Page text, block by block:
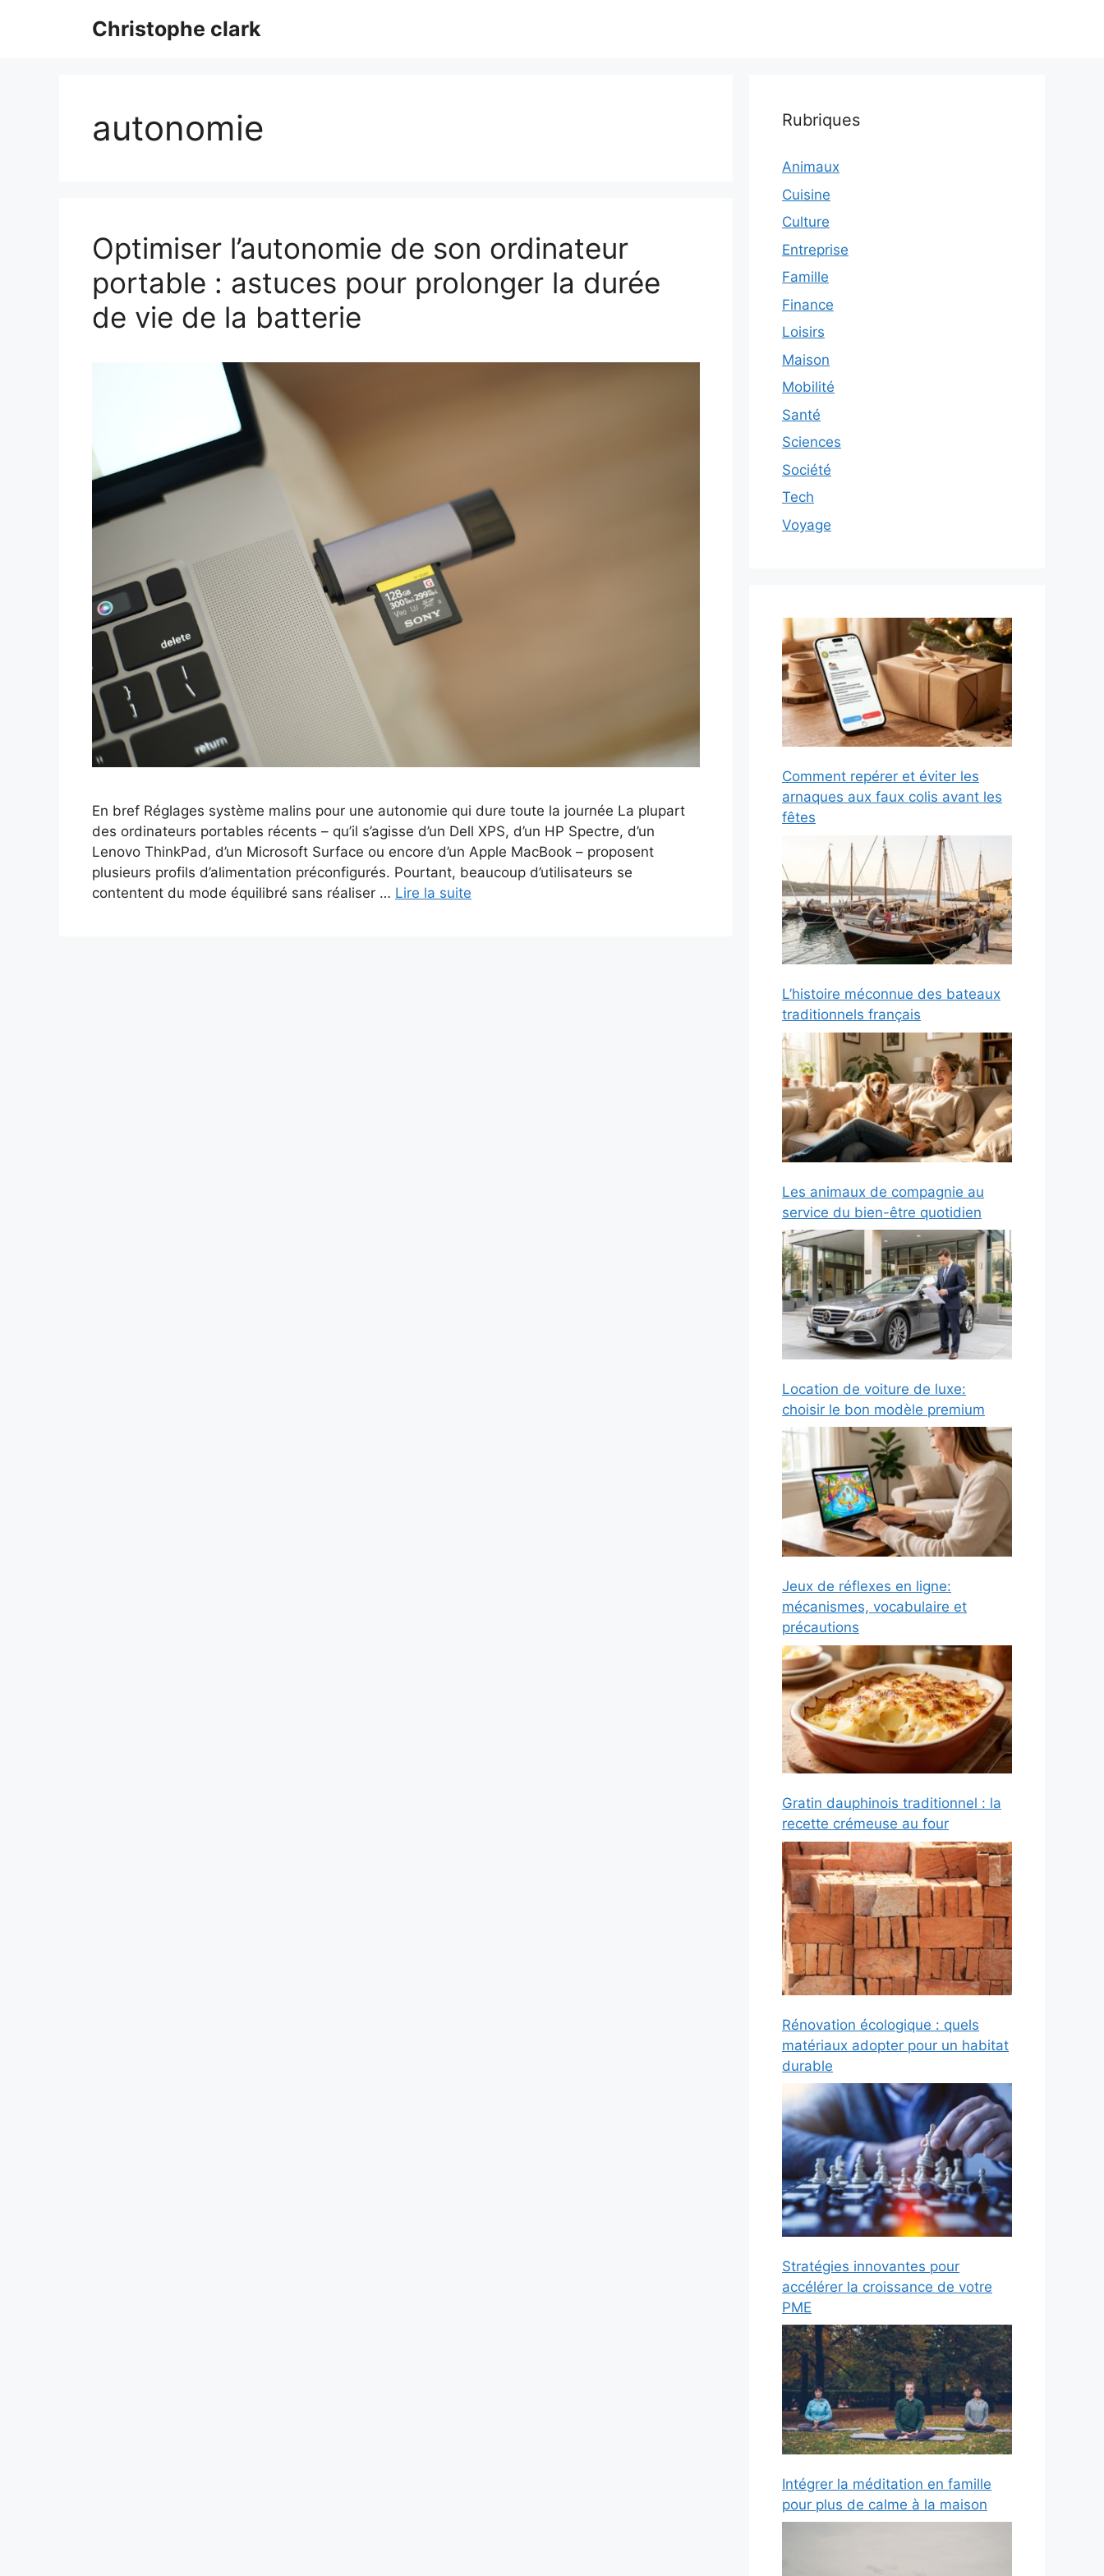
Christophe clark
autonomie
Optimiser l’autonomie de son ordinateur
portable : astuces pour prolonger la durée
de vie de la batterie
En bref Réglages système malins pour une autonomie qui dure toute la journée La plupart
des ordinateurs portables récents – qu’il s’agisse d’un Dell XPS, d’un HP Spectre, d’un
Lenovo ThinkPad, d’un Microsoft Surface ou encore d’un Apple MacBook – proposent
plusieurs profils d’alimentation préconfigurés. Pourtant, beaucoup d’utilisateurs se
contentent du mode équilibré sans réaliser … Lire la suite
Rubriques
Animaux
Cuisine
Culture
Entreprise
Famille
Finance
Loisirs
Maison
Mobilité
Santé
Sciences
Société
Tech
Voyage
Comment repérer et éviter les
arnaques aux faux colis avant les
fêtes
L’histoire méconnue des bateaux
traditionnels français
Les animaux de compagnie au
service du bien-être quotidien
Location de voiture de luxe:
choisir le bon modèle premium
Jeux de réflexes en ligne:
mécanismes, vocabulaire et
précautions
Gratin dauphinois traditionnel : la
recette crémeuse au four
Rénovation écologique : quels
matériaux adopter pour un habitat
durable
Stratégies innovantes pour
accélérer la croissance de votre
PME
Intégrer la méditation en famille
pour plus de calme à la maison